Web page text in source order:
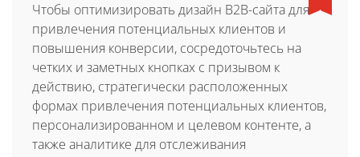
Чтобы оптимизировать дизайн B2B-сайта для
привлечения потенциальных клиентов и
повышения конверсии, сосредоточьтесь на
четких и заметных кнопках с призывом к
действию, стратегически расположенных
формах привлечения потенциальных клиентов,
персонализированном и целевом контенте, а
также аналитике для отслеживания